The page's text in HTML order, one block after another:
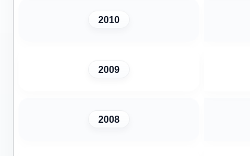
2010
2009
2008